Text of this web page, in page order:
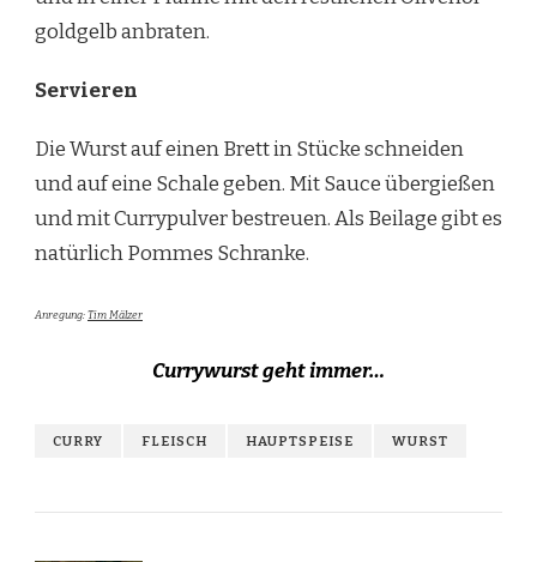
goldgelb anbraten.
Servieren
Die Wurst auf einen Brett in Stücke schneiden
und auf eine Schale geben. Mit Sauce übergießen
und mit Currypulver bestreuen. Als Beilage gibt es
natürlich Pommes Schranke.
Anregung: Tim Mälzer
Currywurst geht immer…
CURRY FLEISCH HAUPTSPEISE WURST